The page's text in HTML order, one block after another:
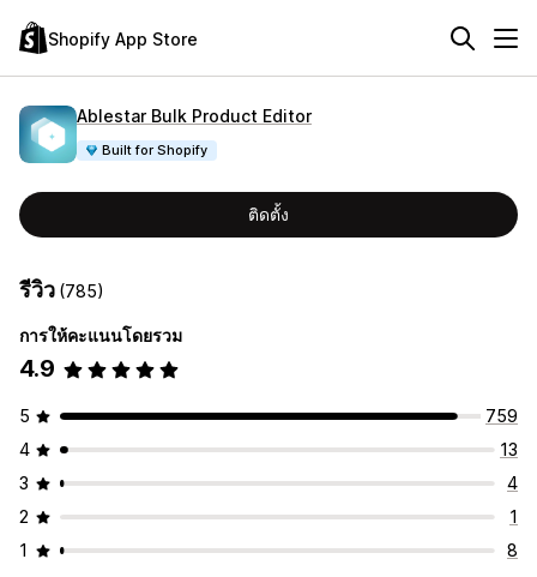
Shopify App Store
Ablestar Bulk Product Editor
Built for Shopify
ติดตั้ง
รีวิว (785)
การให้คะแนนโดยรวม
4.9
5
759
4
13
3
4
2
1
1
8